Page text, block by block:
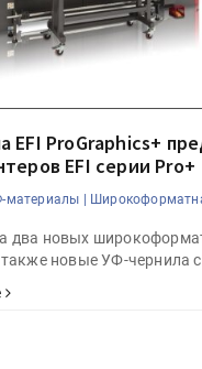
EFI ProGraphics+
EFI серии Pro+
материалы |
два новых
также новые УФ-чернила